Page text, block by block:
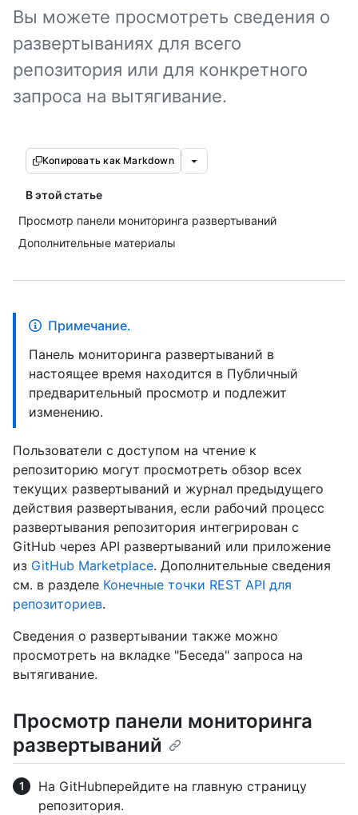
Вы можете просмотреть сведения о
развертываниях для всего
репозитория или для конкретного
запроса на вытягивание.
Копировать как Markdown
В этой статье
Просмотр панели мониторинга развертываний
Дополнительные материалы
Примечание.
Панель мониторинга развертываний в
настоящее время находится в Публичный
предварительный просмотр и подлежит
изменению.
Пользователи с доступом на чтение к
репозиторию могут просмотреть обзор всех
текущих развертываний и журнал предыдущего
действия развертывания, если рабочий процесс
развертывания репозитория интегрирован с
GitHub через API развертываний или приложение
из GitHub Marketplace. Дополнительные сведения
см. в разделе Конечные точки REST API для
репозиториев.
Сведения о развертывании также можно
просмотреть на вкладке "Беседа" запроса на
вытягивание.
Просмотр панели мониторинга
развертываний
На GitHubперейдите на главную страницу
репозитория.